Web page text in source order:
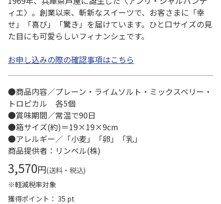
ィエ〉。創業以来、斬新なスイーツで、お客さまに「幸
せ」「喜び」「驚き」を届けています。ひと口サイズの見
た目にも可愛らしいフィナンシェです。
お申し込みの際の確認事項はこちら
●商品内容／プレーン・ライムソルト・ミックスベリー・
トロピカル 各5個
●賞味期間／常温で90日
●箱サイズ(約)＝19×19×9cm
●アレルギー／「小麦」「卵」「乳」
商品提供者：リンベル(株)
3,570円(送料・税込)
※軽減税率対象
獲得ポイント： 35 pt